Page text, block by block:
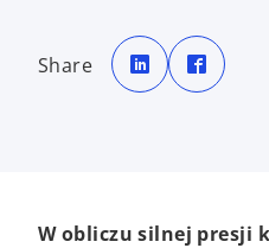
Share
o
p
e
n
b
p
e
b
W obliczu silnej presji